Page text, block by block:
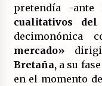
pretendía -
cualitativos del
decimonónica
mercado»
Bretaña,a su
en el momento